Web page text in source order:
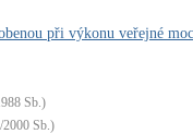
při výkonu veřejné
Sb.)
2000 Sb.)